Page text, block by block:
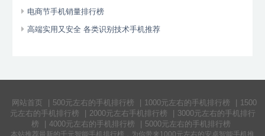
电商节手机销量排行榜
高端实用又安全 各类识别技术手机推荐
网站首页 500元左右的手机排行榜 1000元左右的手机排行榜
1500
元左右的手机排行榜
2000元左右手机排行榜
3000元左右的手机排行
榜
4000元左右的手机排行榜 5000元左右的手机排行榜